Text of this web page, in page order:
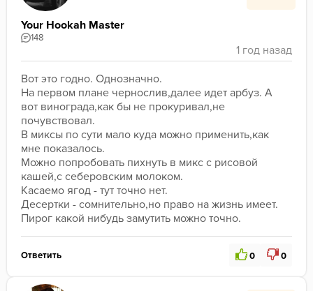
Your Hookah Master
148
Вот это годно. Однозначно.
На первом плане чернослив,далее идет арбуз. А
вот винограда,как бы не прокуривал,не
почувствовал.
В миксы по сути мало куда можно применить,как
мне показалось.
Можно попробовать пихнуть в микс с рисовой
кашей,с себеровским молоком.
Касаемо ягод - тут точно нет.
Десертки - сомнительно,но право на жизнь имеет.
Пирог какой нибудь замутить можно точно.
Ответить 0 0